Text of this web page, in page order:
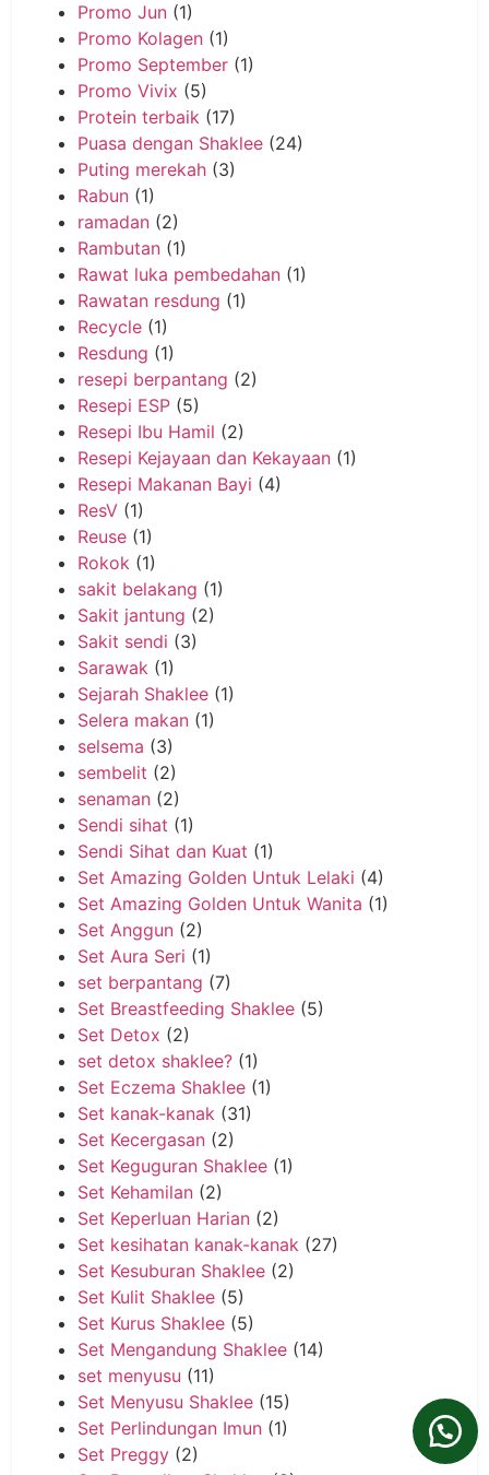
Promo Jun (1)
Promo Kolagen (1)
Promo September (1)
Promo Vivix (5)
Protein terbaik (17)
Puasa dengan Shaklee (24)
Puting merekah (3)
Rabun (1)
ramadan (2)
Rambutan (1)
Rawat luka pembedahan (1)
Rawatan resdung (1)
Recycle (1)
Resdung (1)
resepi berpantang (2)
Resepi ESP (5)
Resepi Ibu Hamil (2)
Resepi Kejayaan dan Kekayaan (1)
Resepi Makanan Bayi (4)
ResV (1)
Reuse (1)
Rokok (1)
sakit belakang (1)
Sakit jantung (2)
Sakit sendi (3)
Sarawak (1)
Sejarah Shaklee (1)
Selera makan (1)
selsema (3)
sembelit (2)
senaman (2)
Sendi sihat (1)
Sendi Sihat dan Kuat (1)
Set Amazing Golden Untuk Lelaki (4)
Set Amazing Golden Untuk Wanita (1)
Set Anggun (2)
Set Aura Seri (1)
set berpantang (7)
Set Breastfeeding Shaklee (5)
Set Detox (2)
set detox shaklee? (1)
Set Eczema Shaklee (1)
Set kanak-kanak (31)
Set Kecergasan (2)
Set Keguguran Shaklee (1)
Set Kehamilan (2)
Set Keperluan Harian (2)
Set kesihatan kanak-kanak (27)
Set Kesuburan Shaklee (2)
Set Kulit Shaklee (5)
Set Kurus Shaklee (5)
Set Mengandung Shaklee (14)
set menyusu (11)
Set Menyusu Shaklee (15)
Set Perlindungan Imun (1)
Set Preggy (2)